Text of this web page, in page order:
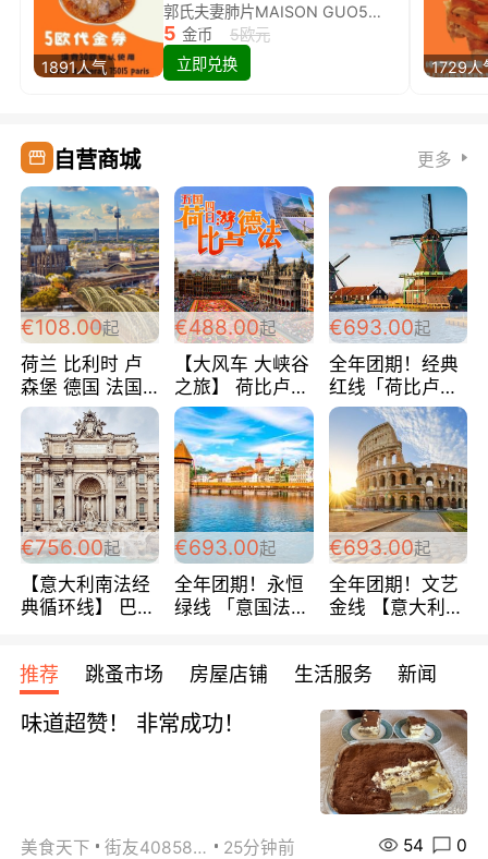
1891人气
郭氏夫妻肺片MAISON GUO5欧代金券限量兑换啦！
5 金币
5欧元
立即兑换
1729人
自营商城 更多
€108.00起
荷兰 比利时 卢
森堡 德国 法国
超爽玩遍西欧 循
环线 全程四星宾
馆 108欧/人/天
€488.00起
【大风车 大峡谷
之旅】 荷比卢德
法 巴黎上下 经
典五国四日游
488欧/人
€693.00起
全年团期！经典
红线「荷比卢德
法」七天循环 五
国 仅售99欧/人/
天！巴黎上下！
包拼房~
€756.00起
【意大利南法经
典循环线】 巴黎
宾馆 108欧/天起
全程756欧/位
€693.00起
全年团期！永恒
绿线 「意国法
欧/天起 ~包拼房
€693.00起
全年团期！文艺
金线 【意大利一
每周铁发！
推荐 跳蚤市场 房屋店铺 生活服务 新闻
味道超赞！ 非常成功！
美食天下 街友40858442 25分钟前 54 0